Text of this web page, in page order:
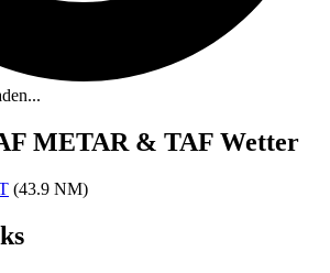
METAR & TAF Wetter
(43.9 NM)